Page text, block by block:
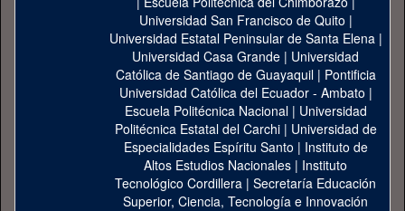
Universidad San Francisco de Quito |
Universidad Estatal Peninsular de Santa Elena|
Universidad Casa Grande | Universidad
Católica de Santiago de Guayaquil| Pontificia
Universidad Católica del Ecuador - Ambato |
Escuela Politécnica Nacional| Universidad
Politécnica Estatal del Carchi| Universidad de
Especialidades Espíritu Santo | Instituto de
Altos Estudios Nacionales | Instituto
Tecnológico Cordillera | Secretaría Educación
Superior, Ciencia, Tecnología e Innovación